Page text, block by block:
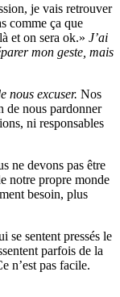
je vais retrouver
comme ça que
et on sera ok.» J’ai
mon geste, mais
nous excuser. Nos
de nous pardonner
ni responsables
ne devons pas être
notre propre monde
besoin, plus
se sentent pressés le
parfois de la
n’est pas facile.